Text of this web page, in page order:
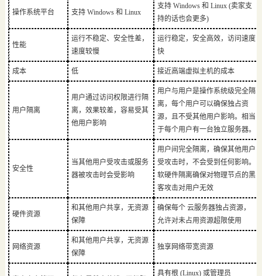
操作系统平台 支持 Windows 和 Linux
支持 Windows 和 Linux (卖家支
持的话也会更多)
性能
运行不稳定、安全性差，
速度较慢
运行稳定，安全高效，访问速度
快
成本 低 接近高端虚拟主机的成本
用户隔离
用户通过访问权限进行隔
离，效果较差，容易受其
他用户影响
用户与用户是操作系统级完全隔
离，每个用户可以确保独占资
源，且不受其他用户影响。相当
于每个用户有一台独立服务器。
安全性
当其他用户受攻击或服务
器被攻击时会受影响
用户间完全隔离，确保其他用户
受攻击时，不会受到任何影响。
软硬件隔离确保对物理节点的黑
客攻击对用户无效
硬件资源
和其他用户共享，无资源
保障
确保每个 云服务器独占资源，
允许对未占用资源超限使用
网络资源
和其他用户共享，无资源
保障
独享网络带宽资源
具有根 (Linux) 或管理员